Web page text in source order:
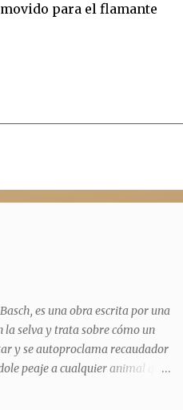
para el flamante
es una obra escrita por una
selva y trata sobre cómo un
y se autoproclama recaudador
peaje a cualquier animal que